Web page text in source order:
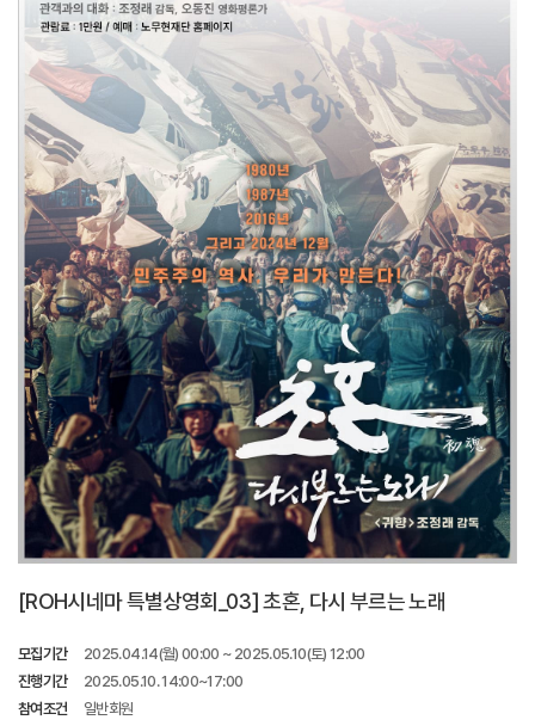
[ROH시네마 특별상영회_03] 초혼, 다시 부르는 노래
모집기간
2025.04.14(월) 00:00 ~ 2025.05.10(토) 12:00
진행기간
2025.05.10. 14:00~17:00
참여조건
일반회원